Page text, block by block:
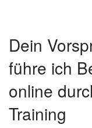
Dein
führe ich
online
Training